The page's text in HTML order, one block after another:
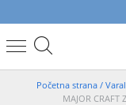
Početna strana /
MAJOR CRAFT